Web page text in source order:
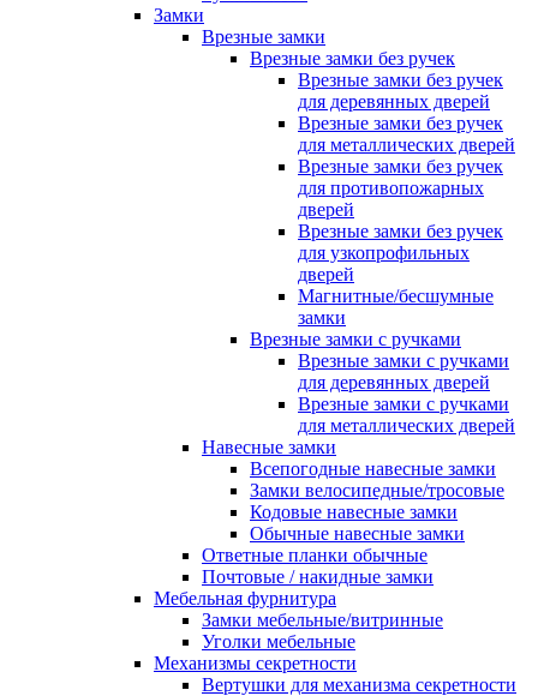
Замки
Врезные замки
Врезные замки без ручек
Врезные замки без ручек
для деревянных дверей
Врезные замки без ручек
для металлических дверей
Врезные замки без ручек
для противопожарных
дверей
Врезные замки без ручек
для узкопрофильных
дверей
Магнитные/бесшумные
замки
Врезные замки с ручками
Врезные замки с ручками
для деревянных дверей
Врезные замки с ручками
для металлических дверей
Навесные замки
Всепогодные навесные замки
Замки велосипедные/тросовые
Кодовые навесные замки
Обычные навесные замки
Ответные планки обычные
Почтовые / накидные замки
Мебельная фурнитура
Замки мебельные/витринные
Уголки мебельные
Механизмы секретности
Вертушки для механизма секретности